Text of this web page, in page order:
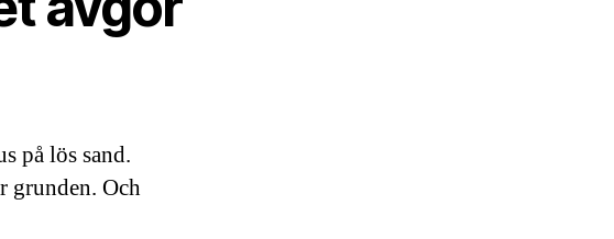
på lös sand.
grunden. Och